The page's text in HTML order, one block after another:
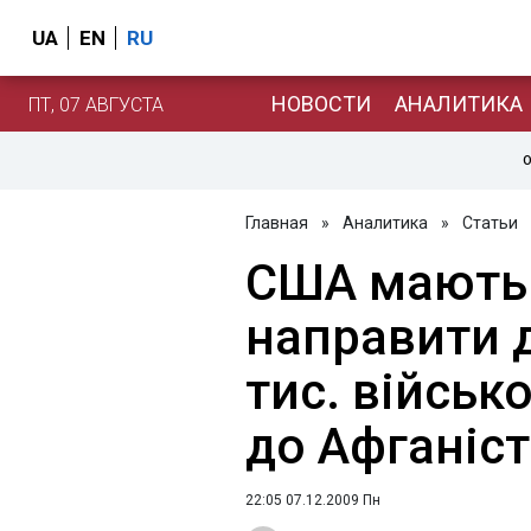
UA EN RU
ПТ, 07 АВГУСТА НОВОСТИ АНАЛИТИКА
Главная » Аналитика » Статьи
США мають
направити
тис.
до
22:05 07.12.2009 Пн